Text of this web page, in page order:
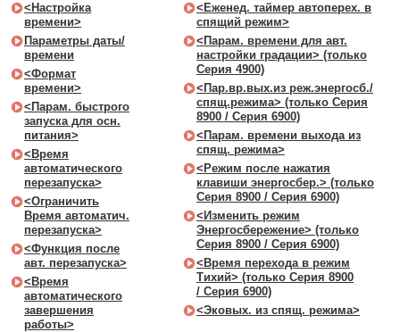
<Настройка
времени>
Параметры даты/
времени
<Формат
времени>
<Парам. быстрого
запуска для осн.
питания>
<Время
автоматического
перезапуска>
<Ограничить
Время автоматич.
перезапуска>
<Функция после
авт. перезапуска>
<Время
автоматического
завершения
работы>
<Еженед. таймер автоперех. в
спящий режим>
<Парам. времени для авт.
настройки градации> (только
Серия 4900)
<Пар.вр.вых.из реж.энергосб./
спящ.режима> (только Серия
8900 / Серия 6900)
<Парам. времени выхода из
спящ. режима>
<Режим после нажатия
клавиши энергосбер.> (только
Серия 8900 / Серия 6900)
<Изменить режим
Энергосбережение> (только
Серия 8900 / Серия 6900)
<Время перехода в режим
Тихий> (только Серия 8900
/ Серия 6900)
<Эковых. из спящ. режима>